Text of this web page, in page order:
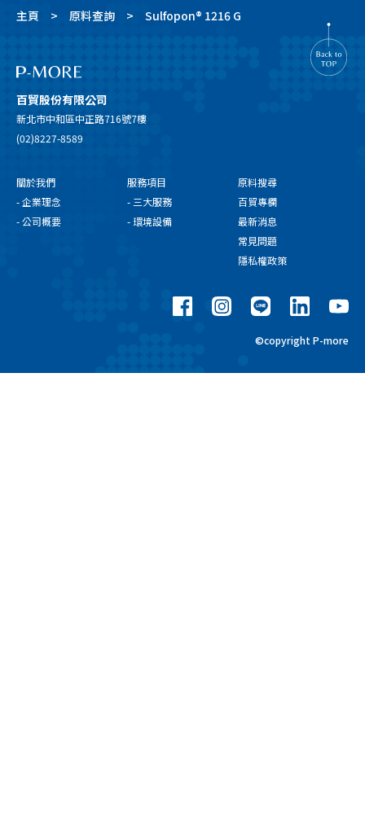
主頁 原料查詢 Sulfopon® 1216 G
百貿股份有限公司
新北市中和區中正路716號7樓
(02)8227-8589
關於我們
- 企業理念
- 公司概要
服務項目
- 三大服務
- 環境設備
原料搜尋
百貿專欄
最新消息
常見問題
隱私權政策
©copyright P-more